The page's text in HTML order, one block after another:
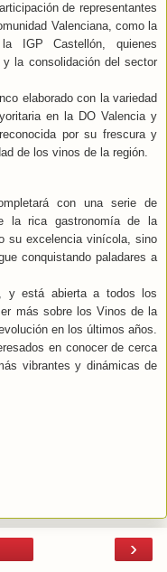
de representantes
Valenciana, como la
IGP Castellón, quienes
la consolidación del sector
elaborado con la variedad
en la DO Valencia y
por su frescura y
de los vinos de la región.
con una serie de
la rica gastronomía de la
su excelencia vinícola, sino
conquistando paladares a
y está abierta a todos los
más sobre los Vinos de la
en los últimos años.
en conocer de cerca
vibrantes y dinámicas de
›